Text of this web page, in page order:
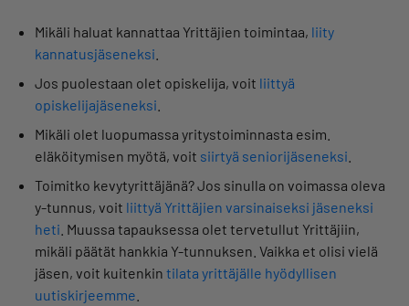
Mikäli haluat kannattaa Yrittäjien toimintaa, liity
kannatusjäseneksi
Jos puolestaan olet opiskelija, voit liittyä
opiskelijajäseneksi
Mikäli olet luopumassa yritystoiminnasta esim.
eläköitymisen myötä, voit siirtyä seniorijäseneksi
Toimitko kevytyrittäjänä? Jos sinulla on voimassa oleva
y-tunnus, voit liittyä Yrittäjien varsinaiseksi jäseneksi
heti . Muussa tapauksessa olet tervetullut Yrittäjiin,
mikäli päätät hankkia Y-tunnuksen. Vaikka et olisi vielä
jäsen, voit kuitenkin tilata yrittäjälle hyödyllisen
uutiskirjeemme